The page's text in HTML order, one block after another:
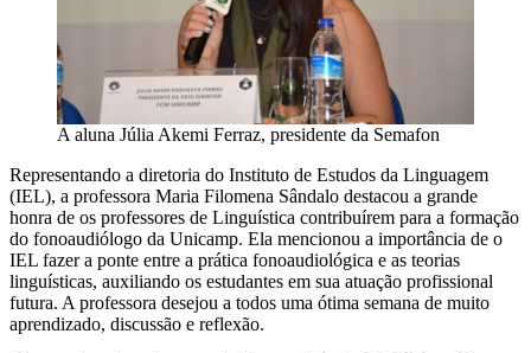
A aluna Júlia Akemi Ferraz, presidente da Semafon
Representando a diretoria do Instituto de Estudos da Linguagem
(IEL), a professora Maria Filomena Sândalo destacou a grande
honra de os professores de Linguística contribuírem para a formação
do fonoaudiólogo da Unicamp. Ela mencionou a importância de o
IEL fazer a ponte entre a prática fonoaudiológica e as teorias
linguísticas, auxiliando os estudantes em sua atuação profissional
futura. A professora desejou a todos uma ótima semana de muito
aprendizado, discussão e reflexão.